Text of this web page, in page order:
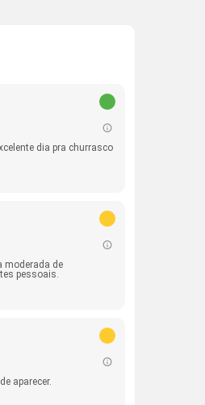
dia pra churrasco
moderada de
pessoais.
aparecer.